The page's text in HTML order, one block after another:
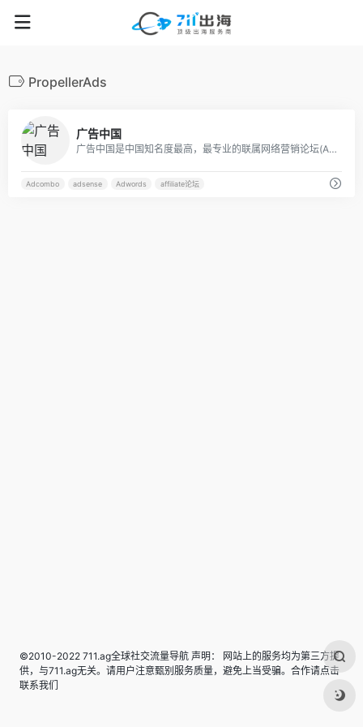
PropellerAds
广告中国
广告中国是中国知名度最高，最专业的联属网络营销论坛(Affiliate Marketing) , 网络广告论坛 , 黑五论坛，电商出海论坛 , 是中国英文站站长最集中的社区
Adcombo adsense Adwords affiliate论坛
©2010-2022 711.ag全球社交流量导航 声明： 网站上的服务均为第三方提
供，与711.ag无关。请用户注意甄别服务质量，避免上当受骗。合作请点击
联系我们